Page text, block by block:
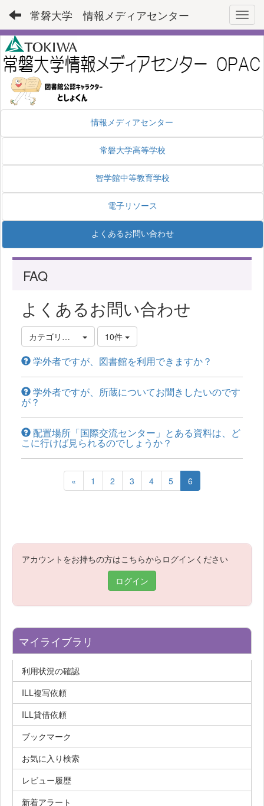
常磐大学 情報メディアセンター
情報メディアセンター
常磐大学高等学校
智学館中等教育学校
電子リソース
よくあるお問い合わせ
FAQ
よくあるお問い合わせ
カテゴリ選択 10件
学外者ですが、図書館を利用できますか？
学外者ですが、所蔵についてお聞きしたいのです
が？
配置場所「国際交流センター」とある資料は、ど
こに行けば見られるのでしょうか？
« 1 2 3 4 5 6
アカウントをお持ちの方はこちらからログインください
ログイン
マイライブラリ
利用状況の確認
ILL複写依頼
ILL貸借依頼
ブックマーク
お気に入り検索
レビュー履歴
新着アラート